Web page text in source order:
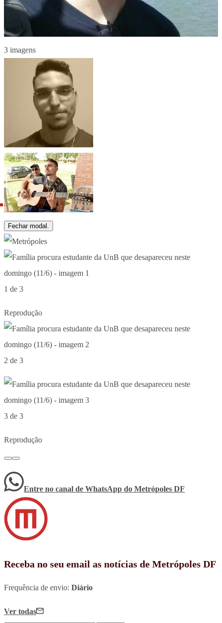
3 imagens
Fechar modal.
1 de 3
Reprodução
2 de 3
3 de 3
Reprodução
Entre no canal de WhatsApp do Metrópoles DF
Receba no seu email as notícias de Metrópoles DF
Frequência de envio: Diário
Ver todas